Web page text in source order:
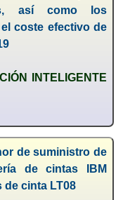
así como los
coste efectivo de
INTELIGENTE
de suministro de
de cintas IBM
de cinta LT08